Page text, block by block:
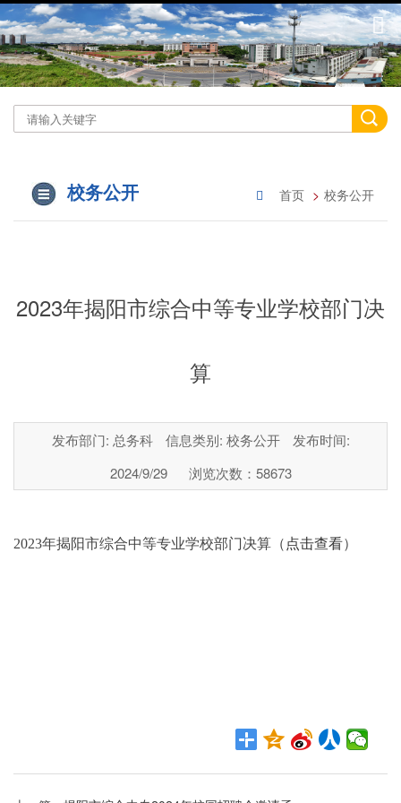
校务公开 首页 校务公开
2023年揭阳市综合中等专业学校部门决
算
发布部门: 总务科 信息类别: 校务公开
发布时间:
2024/9/29
浏览次数： 58673
2023年揭阳市综合中等专业学校部门决算（ 点击查看）